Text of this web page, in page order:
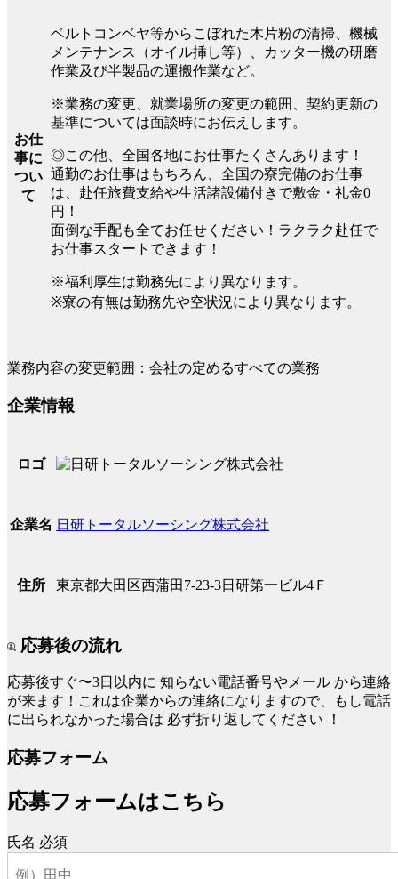
お仕
事に
つい
て
ベルトコンベヤ等からこぼれた木片粉の清掃、機械
メンテナンス（オイル挿し等）、カッター機の研磨
作業及び半製品の運搬作業など。
※業務の変更、就業場所の変更の範囲、契約更新の
基準については面談時にお伝えします。
◎この他、全国各地にお仕事たくさんあります！
通勤のお仕事はもちろん、全国の寮完備のお仕事
は、赴任旅費支給や生活諸設備付きで敷金・礼金0
円！
面倒な手配も全てお任せください！ラクラク赴任で
お仕事スタートできます！
※福利厚生は勤務先により異なります。
※寮の有無は勤務先や空状況により異なります。
業務内容の変更範囲：会社の定めるすべての業務
企業情報
ロゴ
企業名 日研トータルソーシング株式会社
住所 東京都大田区西蒲田7-23-3日研第一ビル4Ｆ
応募後の流れ
応募後すぐ〜3日以内に 知らない電話番号やメール から連絡
が来ます！これは企業からの連絡になりますので、もし電話
に出られなかった場合は 必ず折り返してください ！
応募フォーム
応募フォームはこちら
氏名 必須